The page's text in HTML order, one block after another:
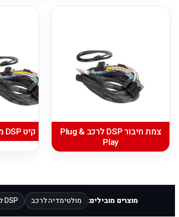
צמת חיבור DSP לרכב Plug &
Play
קיט DSP מלא לרכב Plug & Play
מוצרים מובילים: מולטימדיה לרכב DSP לרכב